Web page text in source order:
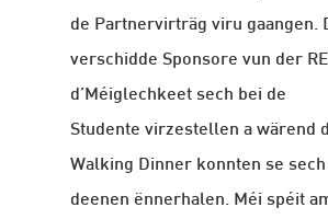
de Partnervirträg viru gaangen.
verschidde Sponsore vun der
d’Méiglechkeet sech bei de
Studente virzestellen a wärend
Walking Dinner konnten se
deenen ënnerhalen. Méi spéit